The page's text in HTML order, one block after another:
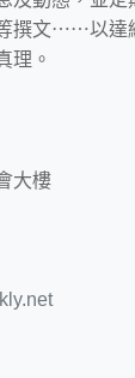
撰文⋯⋯以達
理。
大樓